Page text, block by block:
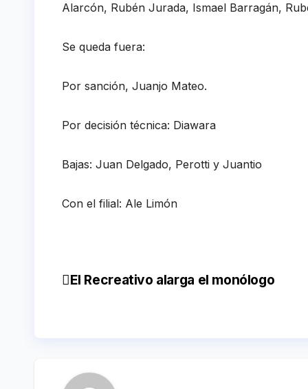
Alarcón, Rubén Jurada, Ismael Barragán,
Se queda fuera:
Por sanción, Juanjo Mateo.
Por decisión técnica: Diawara
Bajas: Juan Delgado, Perotti y Juantio
Con el filial: Ale Limón
Navegación
El Recreativo alarga el monólogo